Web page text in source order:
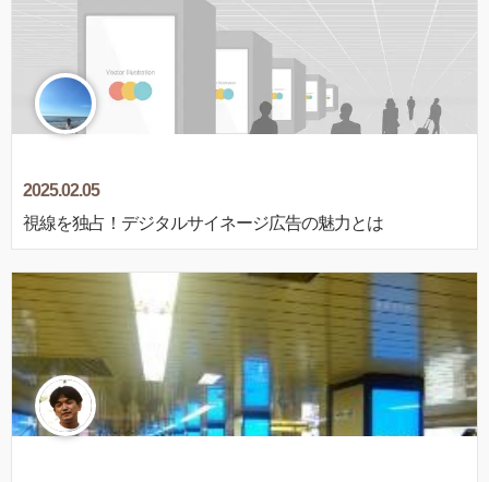
2025.02.05
視線を独占！デジタルサイネージ広告の魅力とは